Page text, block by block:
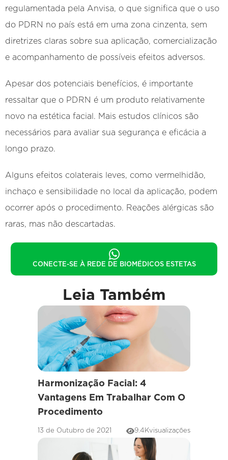
regulamentada pela Anvisa, o que significa que o uso
do PDRN no país está em uma zona cinzenta, sem
diretrizes claras sobre sua aplicação, comercialização
e acompanhamento de possíveis efeitos adversos.
Apesar dos potenciais benefícios, é importante
ressaltar que o PDRN é um produto relativamente
novo na estética facial. Mais estudos clínicos são
necessários para avaliar sua segurança e eficácia a
longo prazo.
Alguns efeitos colaterais leves, como vermelhidão,
inchaço e sensibilidade no local da aplicação, podem
ocorrer após o procedimento. Reações alérgicas são
raras, mas não descartadas.
CONECTE-SE À REDE DE BIOMÉDICOS ESTETAS
Leia Também
Harmonização Facial: 4
Vantagens Em Trabalhar Com O
Procedimento
13 de Outubro de 2021 9.4Kvisualizações